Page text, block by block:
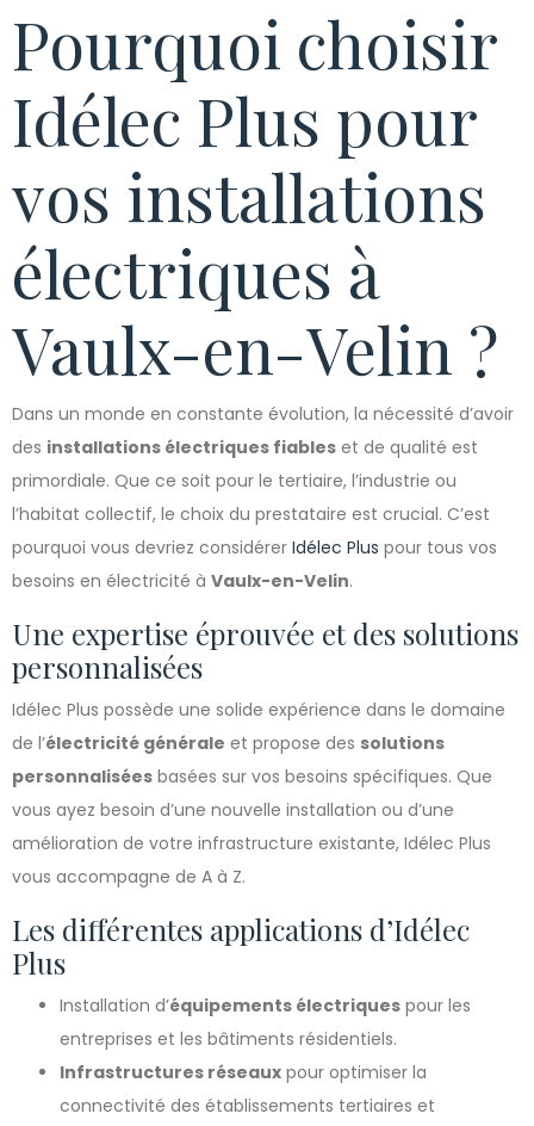
Pourquoi choisir
Idélec Plus pour
vos installations
électriques à
Vaulx-en-Velin ?
Dans un monde en constante évolution, la nécessité d’avoir
des installations électriques fiables et de qualité est
primordiale. Que ce soit pour le tertiaire, l’industrie ou
l’habitat collectif, le choix du prestataire est crucial. C’est
pourquoi vous devriez considérer Idélec Plus pour tous vos
besoins en électricité à Vaulx-en-Velin.
Une expertise éprouvée et des solutions
personnalisées
Idélec Plus possède une solide expérience dans le domaine
de l’électricité générale et propose des solutions
personnalisées basées sur vos besoins spécifiques. Que
vous ayez besoin d’une nouvelle installation ou d’une
amélioration de votre infrastructure existante, Idélec Plus
vous accompagne de A à Z.
Les différentes applications d’Idélec
Plus
Installation d’équipements électriques pour les
entreprises et les bâtiments résidentiels.
Infrastructures réseaux pour optimiser la
connectivité des établissements tertiaires et